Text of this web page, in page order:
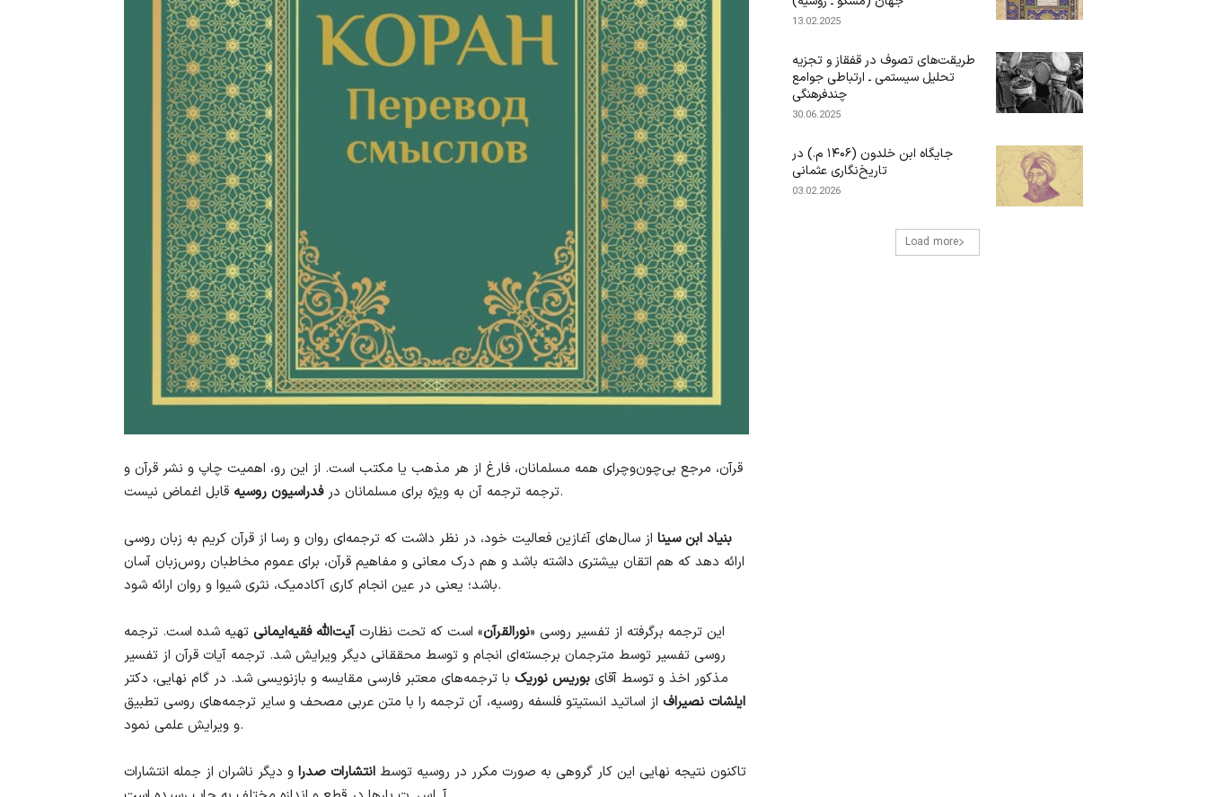
قرآن، مرجع بی‌چون‌وچرای همه مسلمانان، فارغ از هر مذهب یا مکتب است. از این رو، اهمیت چاپ و نشر قرآن و
ترجمه ترجمه آن به ویژه برای مسلمانان درفدراسیون روسیه قابل اغماض نیست.
بنیاد ابن سینا از سال‌های آغازین فعالیت خود، در نظر داشت که ترجمه‌ای روان و رسا از قرآن کریم به زبان روسی
ارائه دهد که هم اتقان بیشتری داشته باشد و هم درک معانی و مفاهیم قرآن، برای عموم مخاطبان روس‌زبان آسان
باشد؛ یعنی در عین انجام کاری آکادمیک، نثری شیوا و روان ارائه شود.
این ترجمه برگرفته از تفسیر روسی «نورالقرآن» است که تحت نظارت آیت‌الله فقیه‌ایمانی تهیه شده است. ترجمه
روسی تفسیر توسط مترجمان برجسته‌ای انجام و توسط محققانی دیگر ویرایش شد. ترجمه آیات قرآن از تفسیر
مذکور اخذ و توسط آقای بوریس نوریک با ترجمه‌های معتبر فارسی مقایسه و بازنویسی شد. در گام نهایی، دکتر
ایلشات نصیراف از اساتید انستیتو فلسفه روسیه، آن ترجمه را با متن عربی مصحف و سایر ترجمه‌های روسی تطبیق
و ویرایش علمی نمود.
تاکنون نتیجه نهایی این کار گروهی به صورت مکرر در روسیه توسط انتشارات صدرا و دیگر ناشران از جمله انتشارات
13.02.2025
طریقت‌های تصوف در قفقاز و تجزیه
تحلیل سیستمی ـ ارتباطی جوامع
چندفرهنگی
30.06.2025
جایگاه ابن‌ خلدون (۱۴۰۶ م.) در
تاریخ‌نگاری عثمانی
03.02.2026
Load more